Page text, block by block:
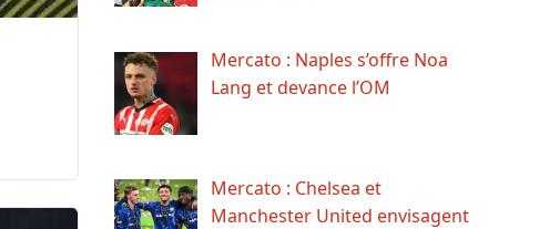
Mercato : Naples s’offre Noa
Lang et devance l’OM
Mercato : Chelsea et
Manchester United envisagent